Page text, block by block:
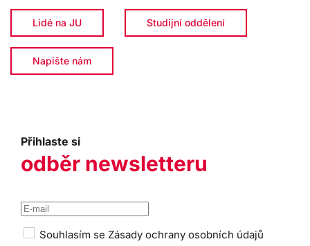
Lidé na JU Studijní oddělení
Napište nám
Přihlaste si
odběr newsletteru
Souhlasím se Zásady ochrany osobních údajů